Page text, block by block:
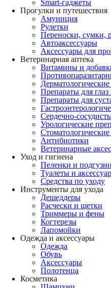
Smart-гаджеты
Прогулки и путешествия
Амуниция
Рулетки
Переноски, сумки,
Автоаксессуары
Аксессуары для
Ветеринарная аптека
Витамины и
Препараты для
Препараты для
Сердечно-
Урологические
Стоматологические
Антибиотики
Ветеринарные
Уход и гигиена
Пеленки и
Туалеты и
Средства по уходу
Инструменты для ухода
Дешеддеры
Расчески и щетки
Триммеры и фены
Когтерезы
Лапомойки
Одежда и аксессуары
Одежда
Обувь
Аксессуары
Полотенца
Косметика